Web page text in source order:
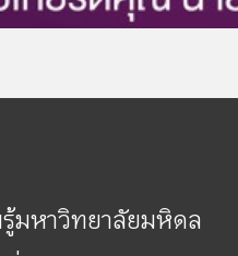
มหาวิทยาลัยมหิดล